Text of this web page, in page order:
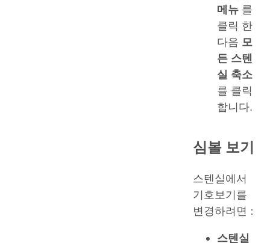
메뉴 를
클릭 한
다음 모
든 스텐
실 축소
를 클릭
합니다.
심볼 보기
스텐실에서
기호보기를
변경하려면 :
스텐실